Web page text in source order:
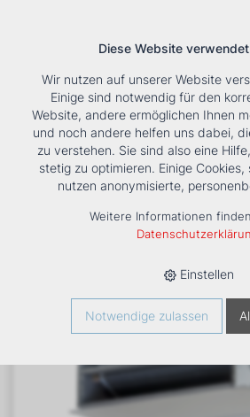
Tools Unternehmen Karriere
HOME › PRODUKTE › KÄLTE/KLIMA ›
VENTILATORKONVEKTOR ESTRO FC 1
Diese Website
Wir nutzen auf unserer Website
Einige sind notwendig für den
Website, andere ermöglichen Ihnen
und noch andere helfen uns dabei,
zu verstehen. Sie sind also eine
stetig zu optimieren. Einige
nutzen anonymisierte,
Weitere Informationen
Einstellen
Notwendige zulassen